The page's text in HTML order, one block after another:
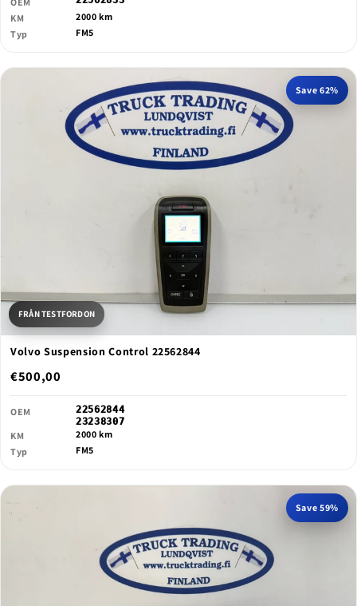
KM
2000 km
Typ
FM5
Save 62%
FRÅN TESTFORDON
Volvo Suspension Control 22562844
€500,00
OEM
22562844
23238307
KM
2000 km
Typ
FM5
Save 59%